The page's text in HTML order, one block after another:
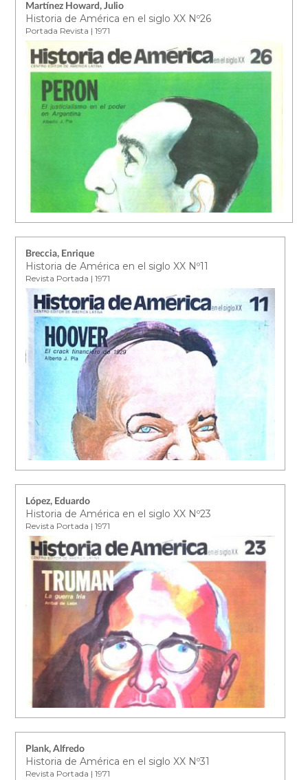
Martínez Howard, Julio
Historia de América en el siglo XX Nº26
Portada Revista | 1971
Breccia, Enrique
Historia de América en el siglo XX Nº11
Revista Portada | 1971
López, Eduardo
Historia de América en el siglo XX Nº23
Revista Portada | 1971
Plank, Alfredo
Historia de América en el siglo XX Nº31
Revista Portada | 1971